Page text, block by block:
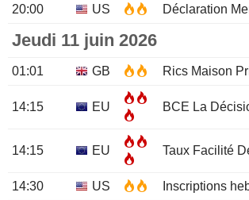
20:00 US
Jeudi 11 juin 2026
01:01 GB
14:15 EU
14:15 EU
14:30 US